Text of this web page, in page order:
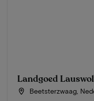
Landgoed
Beetsterzwaag,